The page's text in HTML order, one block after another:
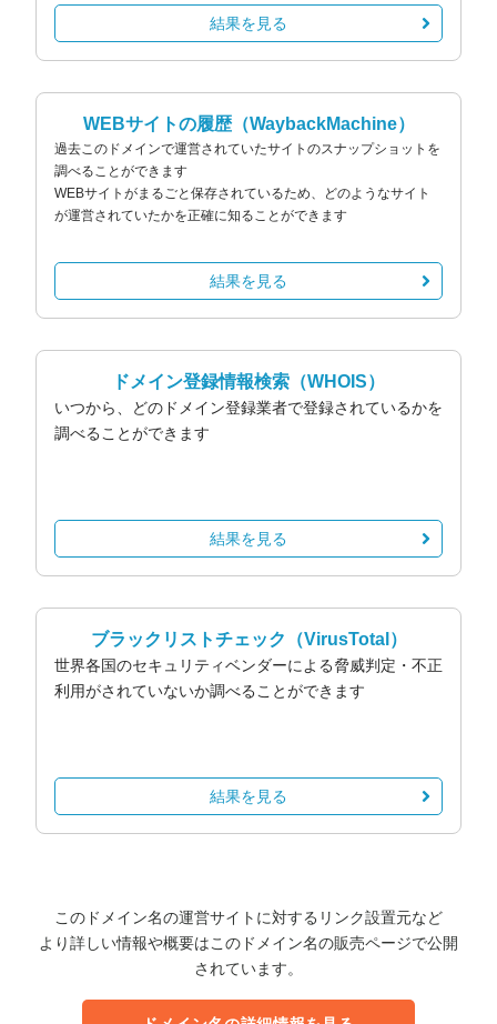
結果を見る
WEBサイトの履歴（WaybackMachine）
過去このドメインで運営されていたサイトのスナップショットを
調べることができます
WEBサイトがまるごと保存されているため、どのようなサイト
が運営されていたかを正確に知ることができます
結果を見る
ドメイン登録情報検索 （WHOIS）
いつから、どのドメイン登録業者で登録されているかを
調べることができます
結果を見る
ブラックリストチェック （VirusTotal）
世界各国のセキュリティベンダーによる脅威判定・不正
利用がされていないか調べることができます
結果を見る
このドメイン名の運営サイトに対するリンク設置元など
より詳しい情報や概要はこのドメイン名の販売ページで公開
されています。